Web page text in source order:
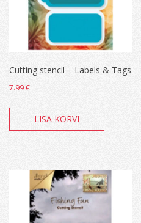
Cutting stencil – Labels & Tags
7.99€
LISA KORVI